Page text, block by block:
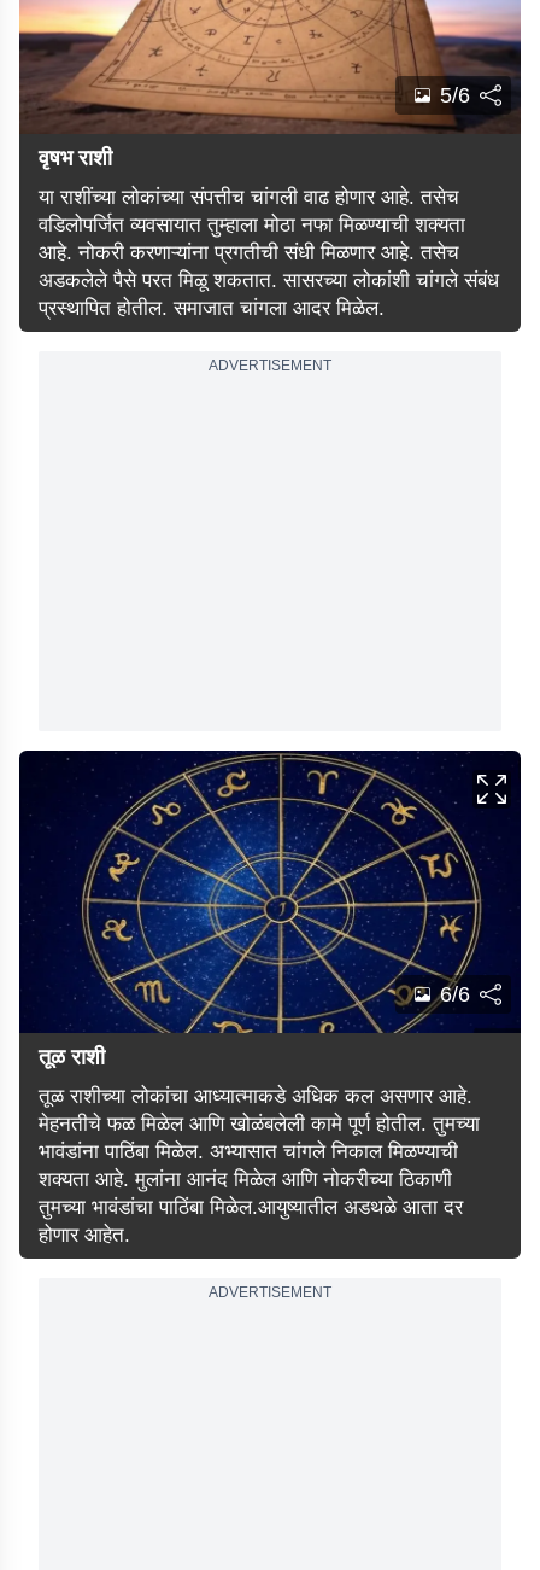
5/6
वृषभ राशी
या राशींच्या लोकांच्या संपत्तीच चांगली वाढ होणार आहे. तसेच
वडिलोपर्जित व्यवसायात तुम्हाला मोठा नफा मिळण्याची शक्यता
आहे. नोकरी करणाऱ्यांना प्रगतीची संधी मिळणार आहे. तसेच
अडकलेले पैसे परत मिळू शकतात. सासरच्या लोकांशी चांगले संबंध
प्रस्थापित होतील. समाजात चांगला आदर मिळेल.
ADVERTISEMENT
6/6
तूळ राशी
तूळ राशीच्या लोकांचा आध्यात्माकडे अधिक कल असणार आहे.
मेहनतीचे फळ मिळेल आणि खोळंबलेली कामे पूर्ण होतील. तुमच्या
भावंडांना पाठिंबा मिळेल. अभ्यासात चांगले निकाल मिळण्याची
शक्यता आहे. मुलांना आनंद मिळेल आणि नोकरीच्या ठिकाणी
तुमच्या भावंडांचा पाठिंबा मिळेल.आयुष्यातील अडथळे आता दर
होणार आहेत.
ADVERTISEMENT